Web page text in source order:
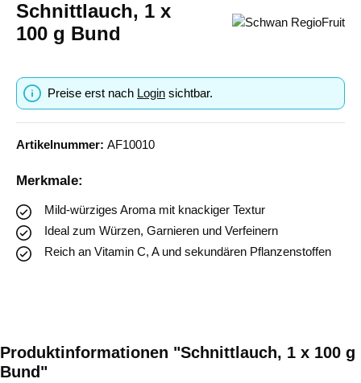
Schnittlauch, 1 x
100 g Bund
Preise erst nach Login sichtbar.
Artikelnummer: AF10010
Merkmale:
Mild-würziges Aroma mit knackiger Textur
Ideal zum Würzen, Garnieren und Verfeinern
Reich an Vitamin C, A und sekundären Pflanzenstoffen
Produktinformationen "Schnittlauch, 1 x 100 g
Bund"